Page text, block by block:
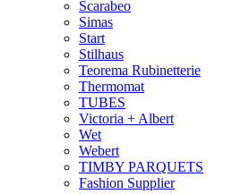
Scarabeo
Simas
Start
Stilhaus
Teorema Rubinetterie
Thermomat
TUBES
Victoria + Albert
Wet
Webert
TIMBY PARQUETS
Fashion Supplier